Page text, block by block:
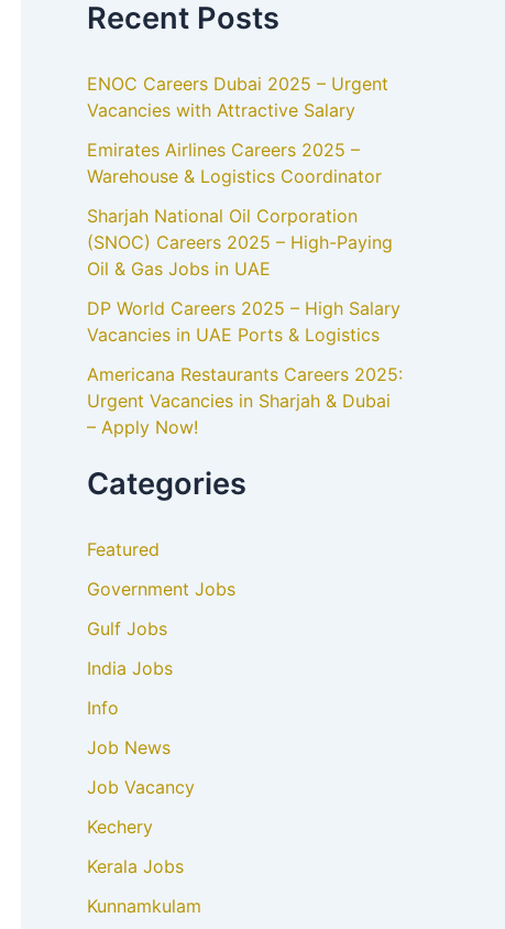
Recent Posts
ENOC Careers Dubai 2025 – Urgent
Vacancies with Attractive Salary
Emirates Airlines Careers 2025 –
Warehouse & Logistics Coordinator
Sharjah National Oil Corporation
(SNOC) Careers 2025 – High-Paying
Oil & Gas Jobs in UAE
DP World Careers 2025 – High Salary
Vacancies in UAE Ports & Logistics
Americana Restaurants Careers 2025:
Urgent Vacancies in Sharjah & Dubai
– Apply Now!
Categories
Featured
Government Jobs
Gulf Jobs
India Jobs
Info
Job News
Job Vacancy
Kechery
Kerala Jobs
Kunnamkulam